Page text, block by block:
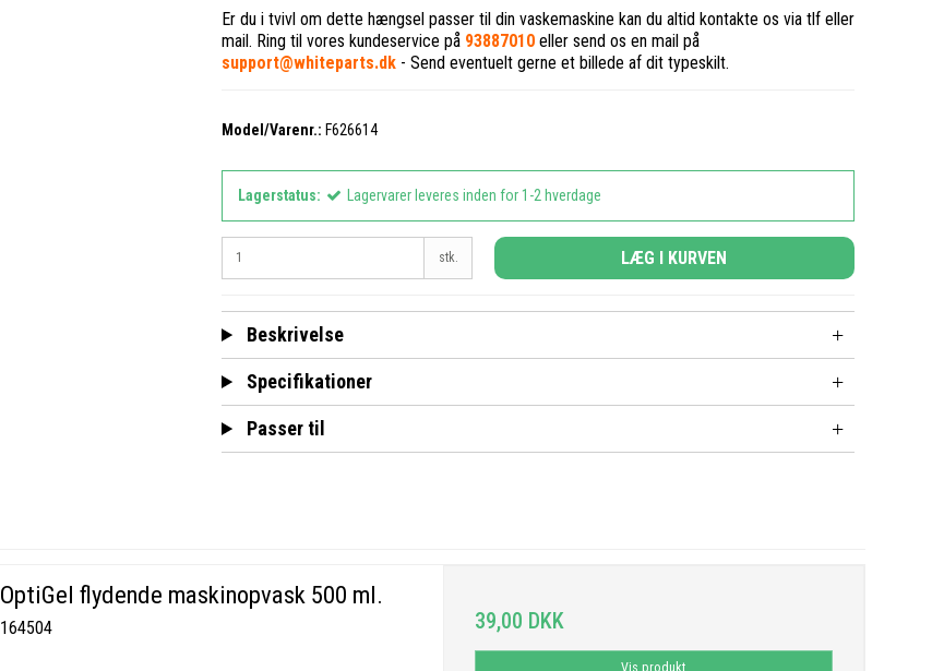
Er du i tvivl om dette hængsel passer til din vaskemaskine kan du altid kontakte os via tlf eller
mail. Ring til vores kundeservice på 93887010 eller send os en mail på
support@whiteparts.dk - Send eventuelt gerne et billede af dit typeskilt.
Model/Varenr.: F626614
Lagerstatus: Lagervarer leveres inden for 1-2 hverdage
stk. LÆG I KURVEN
Beskrivelse
Specifikationer
Passer til
OptiGel flydende maskinopvask 500 ml.
164504 39,00 DKK